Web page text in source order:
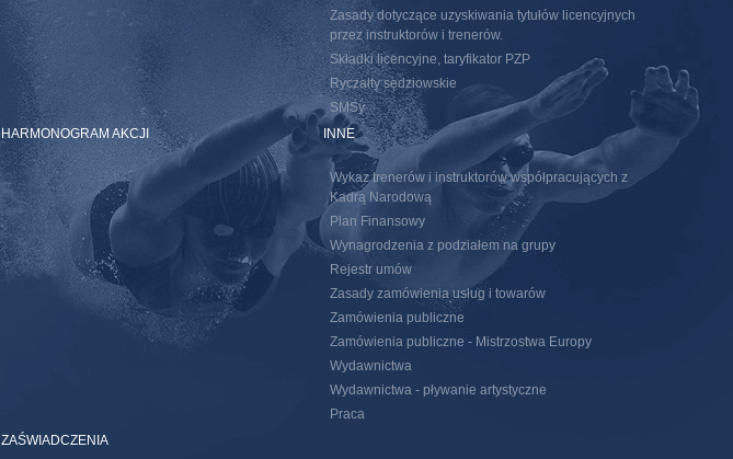
Zasady dotyczące uzyskiwania tytułów licencyjnych
przez instruktorów i trenerów.
Składki licencyjne, taryfikator PZP
Ryczałty sędziowskie
SMSy
HARMONOGRAM AKCJI INNE
Wykaz trenerów i instruktorów współpracujących z
Kadrą Narodową
Plan Finansowy
Wynagrodzenia z podziałem na grupy
Rejestr umów
Zasady zamówienia usług i towarów
Zamówienia publiczne
Zamówienia publiczne - Mistrzostwa Europy
Wydawnictwa
Wydawnictwa - pływanie artystyczne
Praca
ZAŚWIADCZENIA